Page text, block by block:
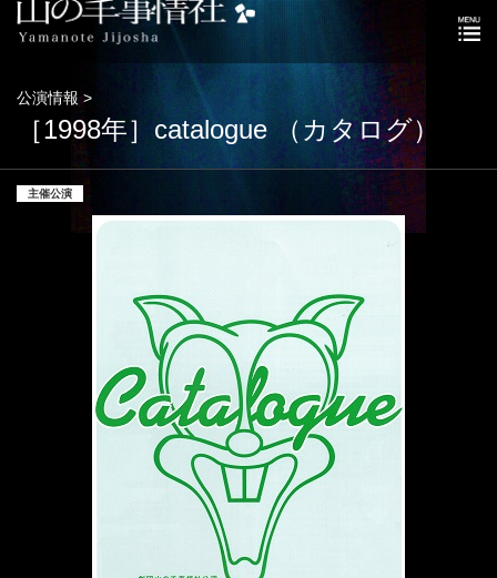
公演情報 >
［1998年］catalogue （カタログ）
主催公演